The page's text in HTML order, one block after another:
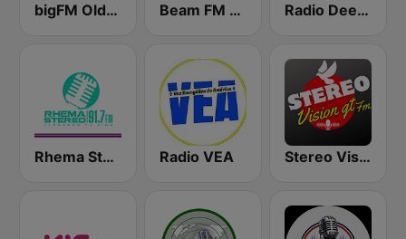
bigFM Oldschool Rap & Hip-Hop Beam FM - Adult Hits Radio Deejay
Rhema Stereo Radio VEA Stereo Vision